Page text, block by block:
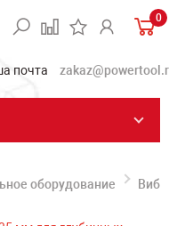
0
оборудование